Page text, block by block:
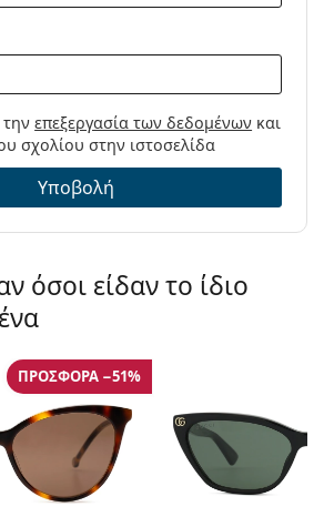
τηνεπεξεργασία των δεδομένων και
σχολίου στην ιστοσελίδα
Υποβολή
όσοι είδαν το ίδιο
ΠΡΟΣΦΟΡΆ −51%